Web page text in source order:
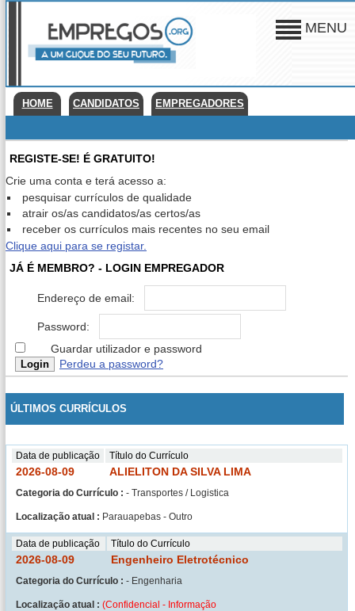
MENU
HOME CANDIDATOS EMPREGADORES
REGISTE-SE! É GRATUITO!
Crie uma conta e terá acesso a:
pesquisar currículos de qualidade
atrair os/as candidatos/as certos/as
receber os currículos mais recentes no seu email
Clique aqui para se registar.
JÁ É MEMBRO? - LOGIN EMPREGADOR
Endereço de email:
Password:
Guardar utilizador e password
Perdeu a password?
ÚLTIMOS CURRÍCULOS
Data de publicação Título do Currículo
2026-08-09 ALIELITON DA SILVA LIMA
Categoria do Currículo : - Transportes / Logistica
Localização atual : Parauapebas - Outro
Data de publicação Título do Currículo
2026-08-09 Engenheiro Eletrotécnico
Categoria do Currículo : - Engenharia
Localização atual : (Confidencial - Informação